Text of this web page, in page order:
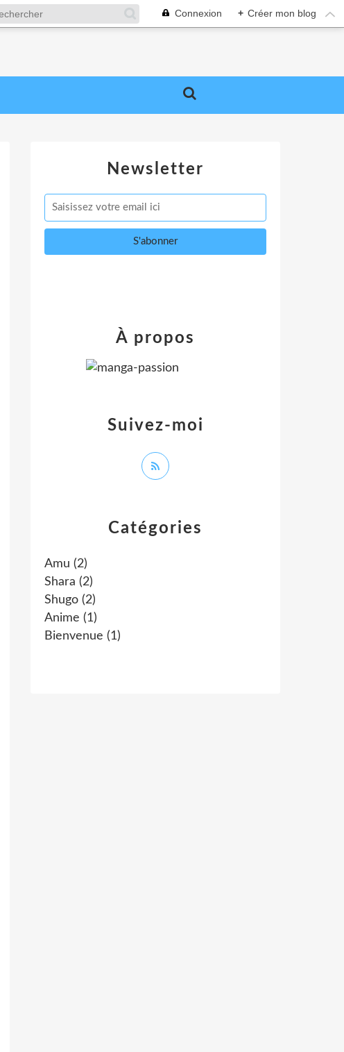
Connexion + Créer mon blog
Newsletter
Catégories
Amu (2)
Shara (2)
Shugo (2)
Anime (1)
Bienvenue (1)
Suivez-moi
À propos